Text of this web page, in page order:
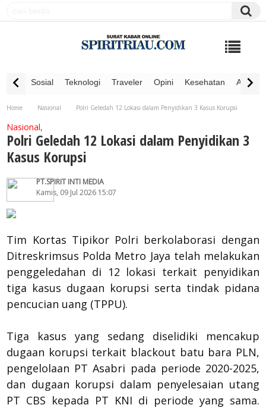
Sosial Teknologi Traveler Opini Kesehatan
Home Nasional Polri Geledah 12 Lokasi dalam Penyidikan 3 Kasus Korupsi
Nasional,
Polri Geledah 12 Lokasi dalam Penyidikan 3
Kasus Korupsi
PT.SPIRIT INTI MEDIA
Kamis, 09 Jul 2026 15:07
Tim Kortas Tipikor Polri berkolaborasi dengan
Ditreskrimsus Polda Metro Jaya telah melakukan
penggeledahan di 12 lokasi terkait penyidikan
tiga kasus dugaan korupsi serta tindak pidana
pencucian uang (TPPU).
Tiga kasus yang sedang diselidiki mencakup
dugaan korupsi terkait blackout batu bara PLN,
pengelolaan PT Asabri pada periode 2020-2025,
dan dugaan korupsi dalam penyelesaian utang
PT CBS kepada PT KNI di periode yang sama.